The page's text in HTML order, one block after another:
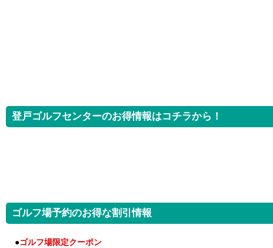
登戸ゴルフセンターのお得情報はコチラから！
ゴルフ場予約のお得な割引情報
●ゴルフ場限定クーポン